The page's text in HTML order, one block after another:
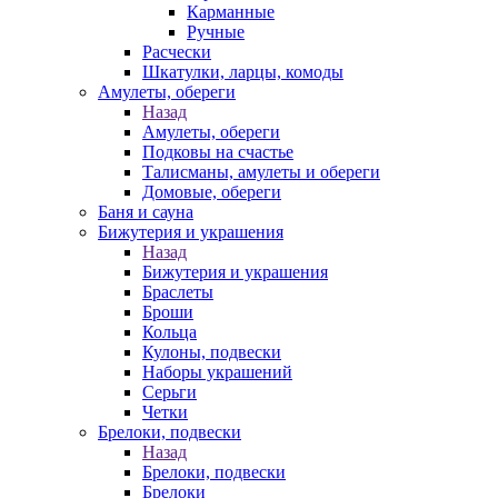
Карманные
Ручные
Расчески
Шкатулки, ларцы, комоды
Амулеты, обереги
Назад
Амулеты, обереги
Подковы на счастье
Талисманы, амулеты и обереги
Домовые, обереги
Баня и сауна
Бижутерия и украшения
Назад
Бижутерия и украшения
Браслеты
Броши
Кольца
Кулоны, подвески
Наборы украшений
Серьги
Четки
Брелоки, подвески
Назад
Брелоки, подвески
Брелоки